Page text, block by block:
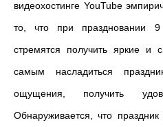
видеохостинге YouTube
то, что при праздновании
стремятся получить яркие и
самым насладиться
ощущения, получить
Обнаруживается, что